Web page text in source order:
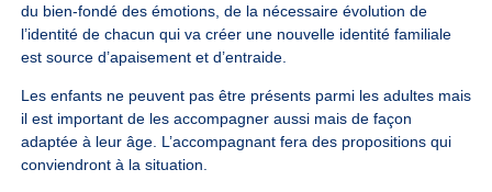
du bien-fondé des émotions, de la nécessaire évolution de
l’identité de chacun qui va créer une nouvelle identité familiale
est source d’apaisement et d’entraide.
Les enfants ne peuvent pas être présents parmi les adultes mais
il est important de les accompagner aussi mais de façon
adaptée à leur âge. L’accompagnant fera des propositions qui
conviendront à la situation.